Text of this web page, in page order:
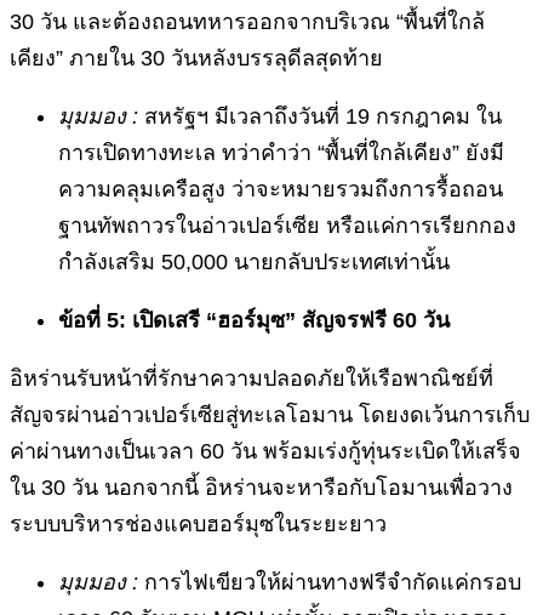
30 วัน และต้องถอนทหารออกจากบริเวณ “พื้นที่ใกล้
เคียง” ภายใน 30 วันหลังบรรลุดีลสุดท้าย
มุมมอง : สหรัฐฯ มีเวลาถึงวันที่ 19 กรกฎาคม ใน
การเปิดทางทะเล ทว่าคำว่า “พื้นที่ใกล้เคียง” ยังมี
ความคลุมเครือสูง ว่าจะหมายรวมถึงการรื้อถอน
ฐานทัพถาวรในอ่าวเปอร์เซีย หรือแค่การเรียกกอง
กำลังเสริม 50,000 นายกลับประเทศเท่านั้น
ข้อที่ 5: เปิดเสรี “ฮอร์มุซ” สัญจรฟรี 60 วัน
อิหร่านรับหน้าที่รักษาความปลอดภัยให้เรือพาณิชย์ที่
สัญจรผ่านอ่าวเปอร์เซียสู่ทะเลโอมาน โดยงดเว้นการเก็บ
ค่าผ่านทางเป็นเวลา 60 วัน พร้อมเร่งกู้ทุ่นระเบิดให้เสร็จ
ใน 30 วัน นอกจากนี้ อิหร่านจะหารือกับโอมานเพื่อวาง
ระบบบริหารช่องแคบฮอร์มุซในระยะยาว
มุมมอง : การไฟเขียวให้ผ่านทางฟรีจำกัดแค่กรอบ